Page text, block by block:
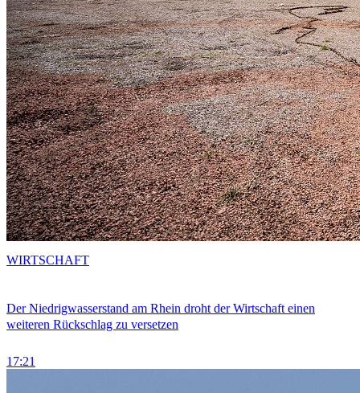
Der Niedrigwasserstand am Rhein droht der Wirtschaft einen
weiteren Rückschlag zu versetzen
17:21
WIRTSCHAFT